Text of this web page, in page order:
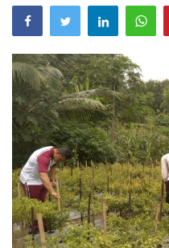
Lantas
Giat Ops
Polisi Kita
Mitra Polisi